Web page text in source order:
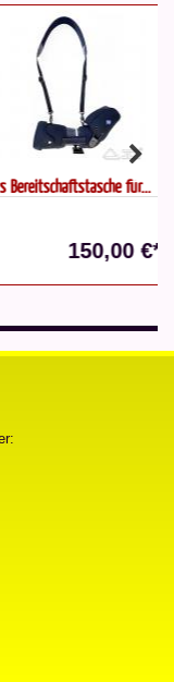
für...
150,00 €*